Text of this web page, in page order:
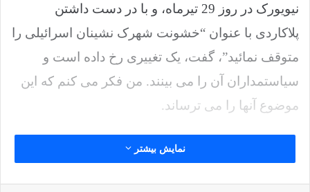
نیویورک در روز 29 تیرماه، و با در دست داشتن
پلاکاردی با عنوان “خشونت شهرک نشینان اسرائیلی را
متوقف نمائید”، گفت، یک تغییری رخ داده است و
سیاستمداران آن را می بینند. من فکر می کنم که این
موضوع آنها را می ترساند.
وی ادامه داد، تغییری عظیم در جامعه یهودیان امریکا
نمایش بیشتر